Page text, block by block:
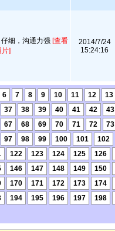
细，沟通力强 [查看
片]
2014/7/24
15:24:16
6 7 8 9 10 11 12 13
37 38 39 40 41 42 43
67 68 69 70 71 72 73
97 98 99 100 101 102
122 123 124 125 126
146 147 148 149 150
170 171 172 173 174
194 195 196 197 198